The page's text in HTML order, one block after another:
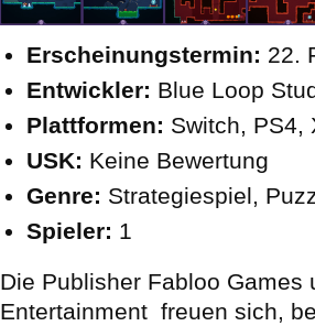
Erscheinungstermin: 22.
Entwickler: Blue Loop
Plattformen: Switch, PS4,
USK: Keine Bewertung
Genre: Strategiespiel,
Spieler: 1
Die Publisher Fabloo Games
Entertainment freuen sich,